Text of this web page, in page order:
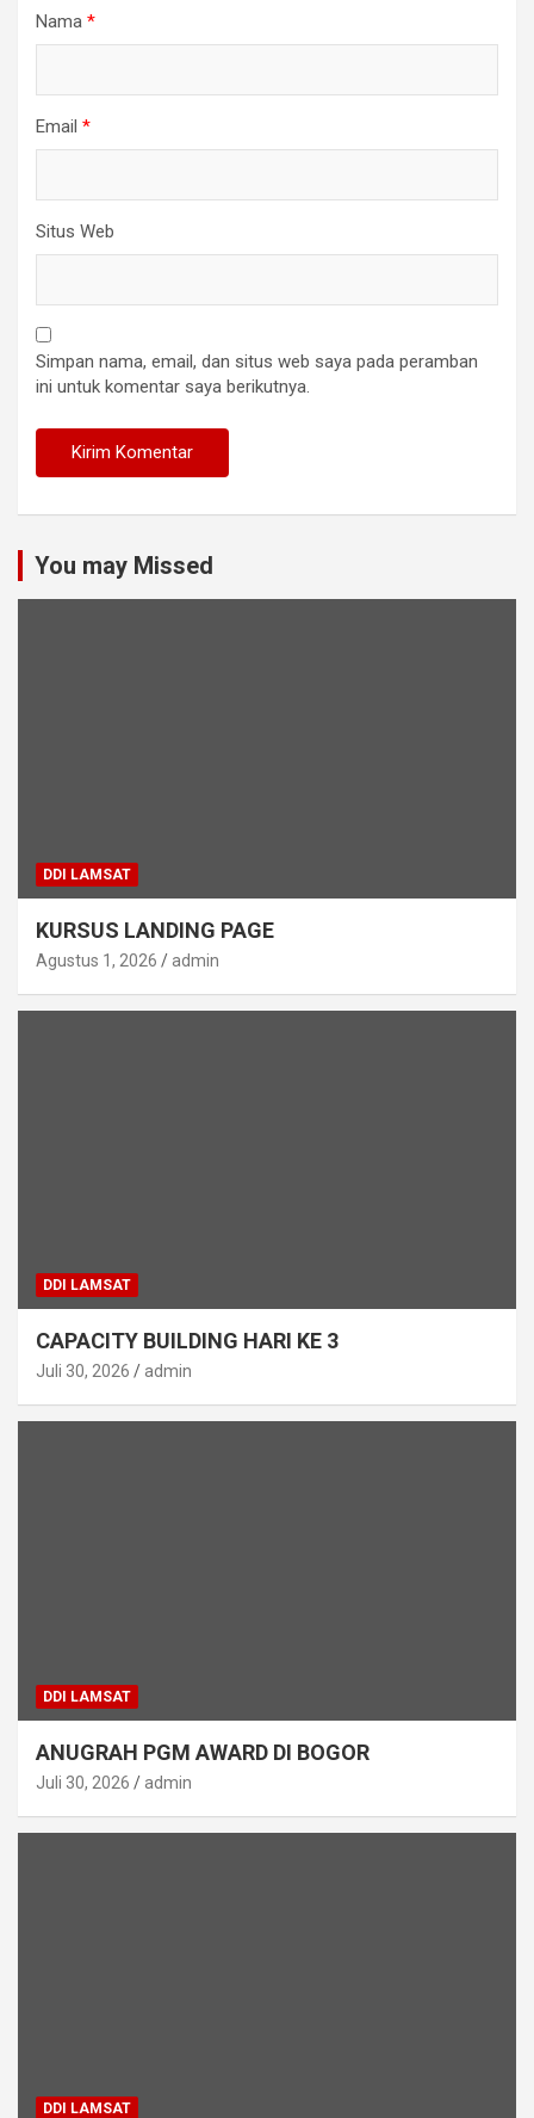
Nama *
Email *
Situs Web
Simpan nama, email, dan situs web saya pada peramban
ini untuk komentar saya berikutnya.
You may Missed
DDI LAMSAT
KURSUS LANDING PAGE
Agustus 1, 2026 admin
DDI LAMSAT
CAPACITY BUILDING HARI KE 3
Juli 30, 2026 admin
DDI LAMSAT
ANUGRAH PGM AWARD DI BOGOR
Juli 30, 2026 admin
DDI LAMSAT